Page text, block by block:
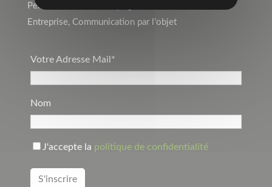
Personnalisation, Marquage
Entreprise, Communication par l’objet
Votre Adresse Mail*
Nom
J'accepte la politique de confidentialité